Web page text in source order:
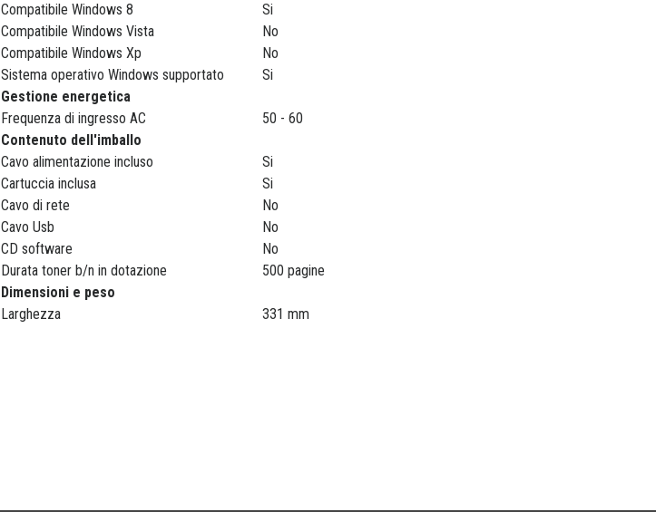
Compatibile Windows 8
Si
Compatibile Windows Vista
No
Compatibile Windows Xp
No
Sistema operativo Windows supportato
Si
Gestione energetica
Frequenza di ingresso AC
50 - 60
Contenuto dell'imballo
Cavo alimentazione incluso
Si
Cartuccia inclusa
Si
Cavo di rete
No
Cavo Usb
No
CD software
No
Durata toner b/n in dotazione
500 pagine
Dimensioni e peso
Larghezza
331 mm